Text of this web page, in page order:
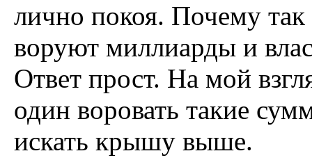
лично покоя. Почему
воруют миллиарды и
Ответ прост. На мой
один воровать такие
искать крышу выше.